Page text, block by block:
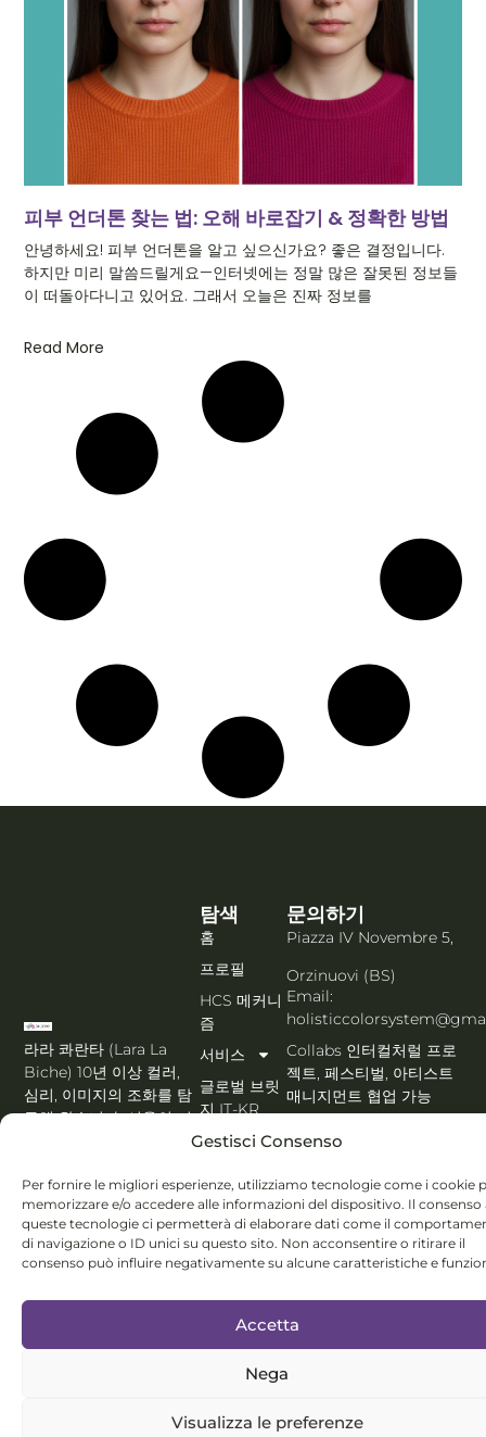
Gestisci Consenso
Per fornire le migliori esperienze, utilizziamo tecnologie come i cookie
memorizzare e/o accedere alle informazioni del dispositivo. Il consenso
queste tecnologie ci permetterà di elaborare dati come il
di navigazione o ID unici su questo sito. Non acconsentire o ritirare il
consenso può influire negativamente su alcune caratteristiche e
Accetta
Nega
Visualizza le preferenze
피부 언더톤 찾는 법: 오해 바로잡기 & 정확한 방법
안녕하세요! 피부 언더톤을 알고 싶으신가요? 좋은 결정입니다.
하지만 미리 말씀드릴게요—인터넷에는 정말 많은 잘못된 정보들
이 떠돌아다니고 있어요. 그래서 오늘은 진짜 정보를
Read More
라라 콰란타 (Lara La
Biche) 10년 이상 컬러,
심리, 이미지의 조화를 탐
구해 왔습니다. 서울의 미
에니어그램 & Holistic
Color System® 전문가
탐색
홈
프로필
HCS 메커니
즘
서비스
글로벌 브릿
지 IT-KR
스토어
문의하기
한국
어
문의하기
Piazza IV Novembre 5,
Orzinuovi (BS)
Email:
Collabs 인터컬처럴 프로
젝트, 페스티벌, 아티스트
매니지먼트 협업 가능
© Lara Quaranta | P.IVA 03960300980 | 2026 All Rights